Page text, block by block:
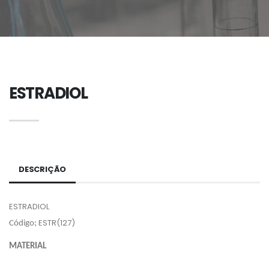
ESTRADIOL
DESCRIÇÃO
ESTRADIOL
Código; ESTR(127)
MATERIAL